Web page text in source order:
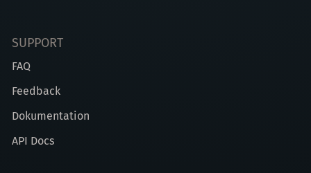
SUPPORT
FAQ
Feedback
Dokumentation
API Docs